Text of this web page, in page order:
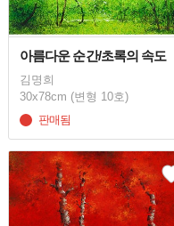
아름다운 순간/초록의 속도
김명희
30x78cm (변형 10호)
판매됨